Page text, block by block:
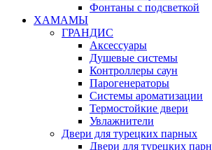
Фонтаны с подсветкой
ХАМАМЫ
ГРАНДИС
Аксессуары
Душевые системы
Контроллеры саун
Парогенераторы
Системы ароматизации
Термостойкие двери
Увлажнители
Двери для турецких парных
Двери для турецких